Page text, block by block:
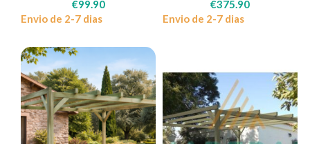
€99.90
Envio de 2-7 dias
€375.90
Envio de 2-7 dias